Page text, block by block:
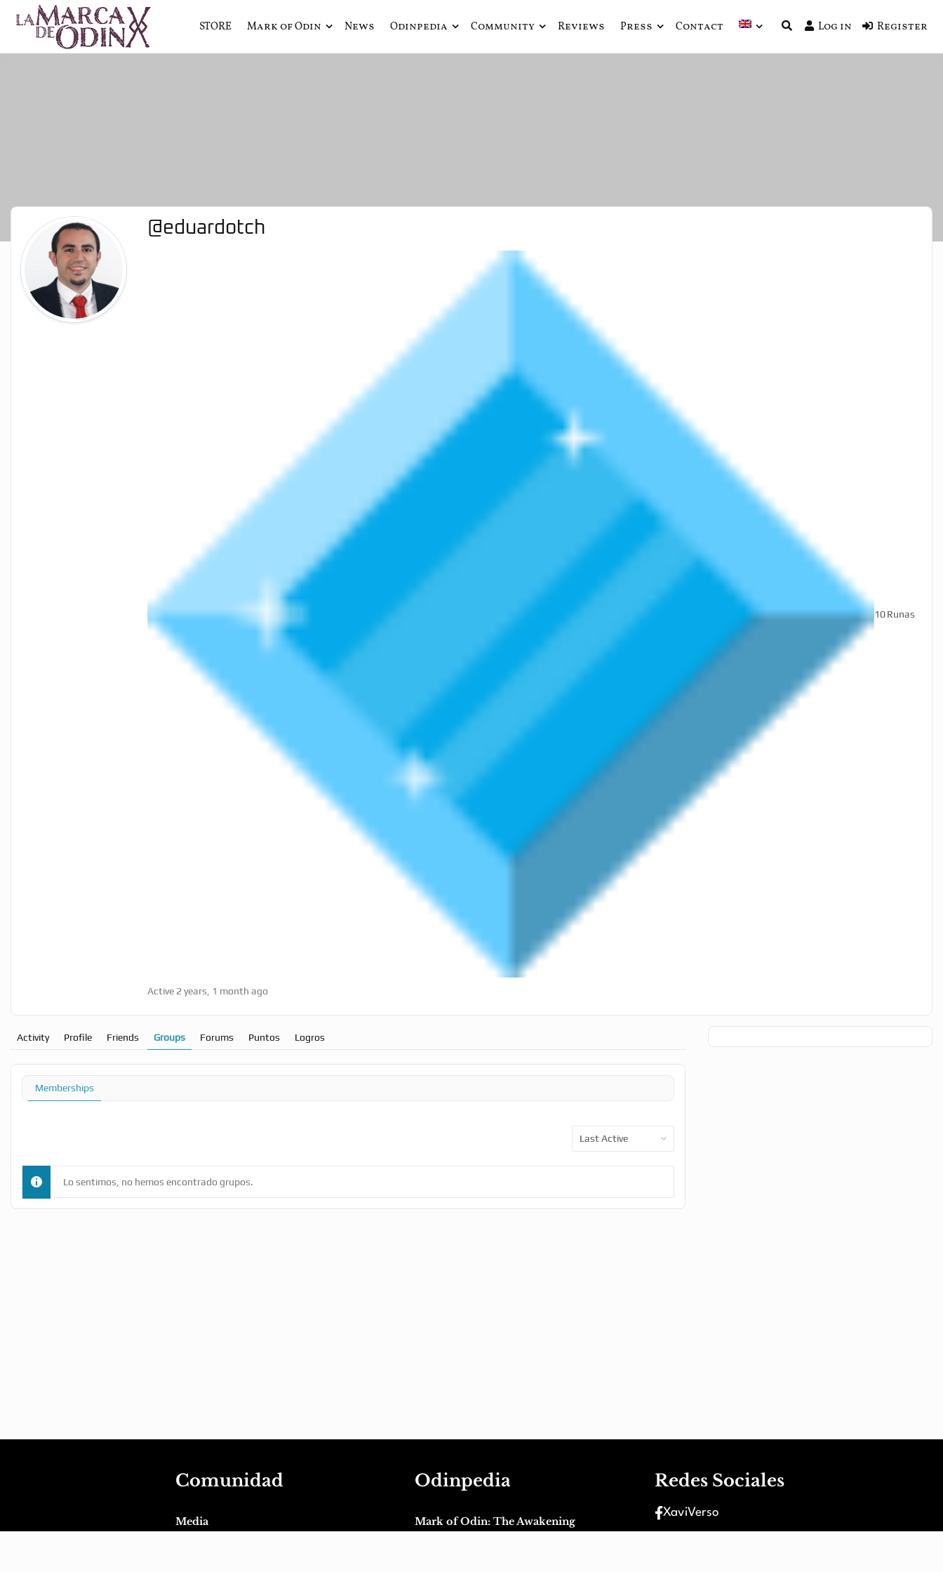
La Marca de Odín
La saga literaria transmedia que fusiona actualidad con mitología nórdica y ciencia ficción
STORE Mark of Odin News Odinpedia Community Reviews Press Contact Log in Register
@eduardotch
10Runas
Active 2 years, 1 month ago
Activity Profile Friends Groups Forums Puntos Logros
Memberships
Lo sentimos, no hemos encontrado grupos.
Comunidad
Media
Odinpedia
Mark of Odin: The Awakening
Redes Sociales
XaviVerso